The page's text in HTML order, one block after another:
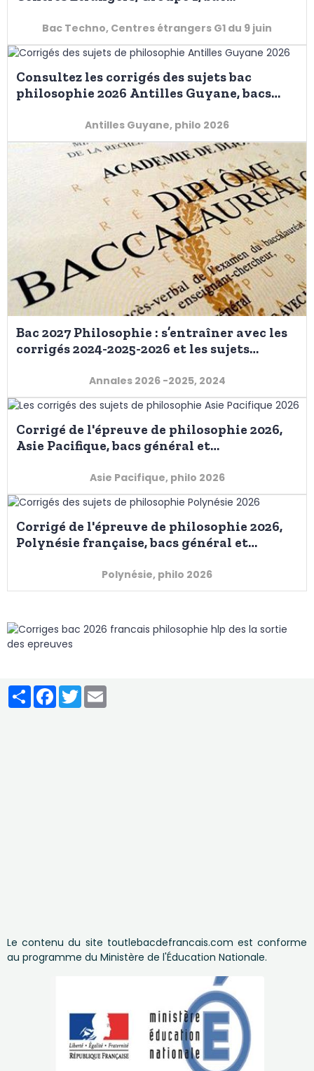
Bac Techno, Centres étrangers G1 du 9 juin
Consultez les corrigés des sujets bac
philosophie 2026 Antilles Guyane, bacs
Antilles Guyane, philo 2026
Bac 2027 Philosophie : s’entraîner avec les
corrigés 2024-2025-2026 et les sujets
Annales 2026 -2025, 2024
Corrigé de l'épreuve de philosophie 2026,
Asie Pacifique, bacs général et
Asie Pacifique, philo 2026
Corrigé de l'épreuve de philosophie 2026,
Polynésie française, bacs général et
Polynésie, philo 2026
PartagerFacebook
Twitter
Le contenu du site toutlebacdefrancais.com est conforme
au programme du Ministère de l'Éducation Nationale.